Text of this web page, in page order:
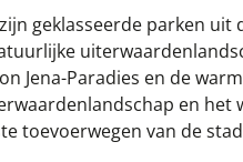
geklasseerde parken
Jena-Paradies en de
en
toevoerwegen van de